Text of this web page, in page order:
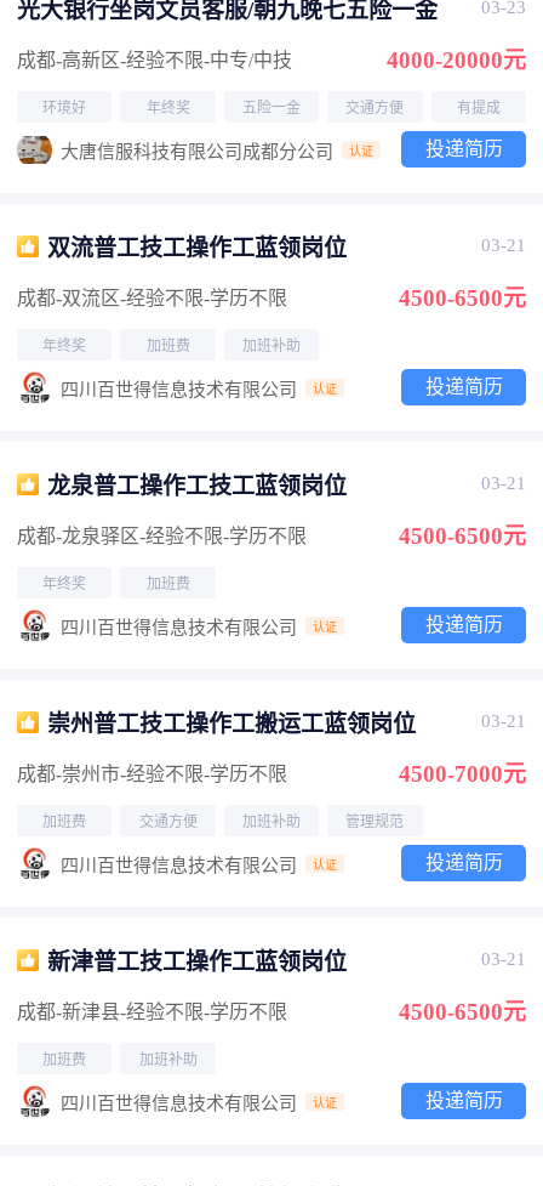
光大银行坐岗文员客服/朝九晚七五险一金 03-23
成都-高新区-经验不限-中专/中技 4000-20000元
环境好 年终奖 五险一金 交通方便 有提成
大唐信服科技有限公司成都分公司 认证 投递简历
双流普工技工操作工蓝领岗位 03-21
成都-双流区-经验不限-学历不限 4500-6500元
年终奖 加班费 加班补助
四川百世得信息技术有限公司 认证 投递简历
龙泉普工操作工技工蓝领岗位 03-21
成都-龙泉驿区-经验不限-学历不限 4500-6500元
年终奖 加班费
四川百世得信息技术有限公司 认证 投递简历
崇州普工技工操作工搬运工蓝领岗位 03-21
成都-崇州市-经验不限-学历不限 4500-7000元
加班费 交通方便 加班补助 管理规范
四川百世得信息技术有限公司 认证 投递简历
新津普工技工操作工蓝领岗位 03-21
成都-新津县-经验不限-学历不限 4500-6500元
加班费 加班补助
四川百世得信息技术有限公司 认证 投递简历